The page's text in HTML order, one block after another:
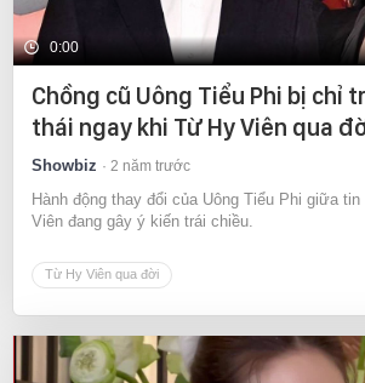
0:00
Chồng cũ Uông Tiểu Phi bị chỉ
thái ngay khi Từ Hy Viên qua
Showbiz 2 năm trước
Hành động thay đổi của Uông Tiểu Phi giữa
Viên đang gây ý kiến trái chiều.
Từ Hy Viên qua đời